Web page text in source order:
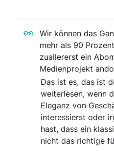
Wir können das
mehr als 90
zuallererst ein
Medienprojekt
Das ist es, das ist
weiterlesen, wenn
Eleganz von
interessierst oder
hast, dass ein
nicht das richtige